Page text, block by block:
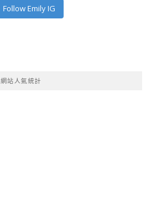
Follow Emily IG
網站人氣統計